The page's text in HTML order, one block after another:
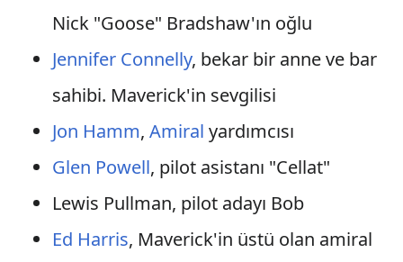
Nick "Goose" Bradshaw'ın oğlu
Jennifer Connelly, bekar bir anne ve bar
sahibi. Maverick'in sevgilisi
Jon Hamm, Amiral yardımcısı
Glen Powell, pilot asistanı "Cellat"
Lewis Pullman, pilot adayı Bob
Ed Harris, Maverick'in üstü olan amiral